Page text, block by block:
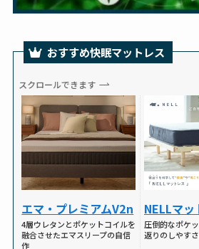
おすすめ快眠マットレス
スクロールできます
エマ・プレミアムV2n
4層ウレタンとポケットコイルを
融合させたエマスリープの自信
作
NELLマッ
圧倒的なポケ
返りのしやす